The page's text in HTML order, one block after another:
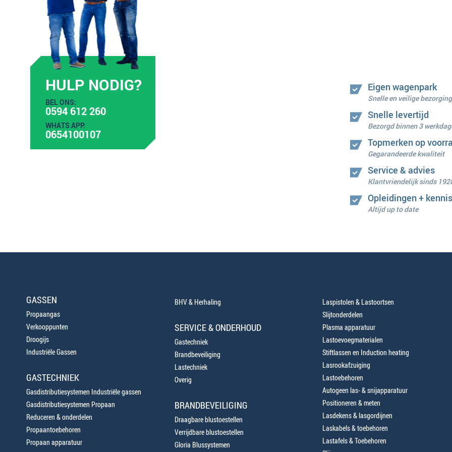
HULP NODIG?
BEL ONS:
0594 612 260
WHATS APP:
0654100107
Eigen wagenpark
Snelle en veilige bezorging
Snelle levertijd
Bezorgd binnen 3
Topmerken op
Gegarandeerde kwaliteit
Service & advies
Klantvriendelijk sinds
Opleidingen + kennis
Altijd up to date
GASSEN
Propaangas
Verkooppunten
Droogijs
Industriële Gassen
GASTECHNIEK
Gasdistributiesystemen Industriële gassen
Gasdistributiesystemen Propaan
Reduceren & onderdelen
Propaantoebehoren
Propaan apparatuur
BHV & Herhaling
SERVICE & ONDERHOUD
Gastechniek
Brandbeveiliging
Lastechniek
Overig
BRANDBEVEILIGING
Draagbare blustoestellen
Verrijdbare blustoestellen
Gloria Blussystemen
Laspistolen & Lastoortsen
Slijtonderdelen
Plasma apparatuur
Lastoevoegmaterialen
Stiftlassen en Induction heating
Lasrookafzuiging
Lastoebehoren
Autogeen las- & snijapparatuur
Positioneren & meten
Lasdekens & lasgordijnen
Laskabels & toebehoren
Lastafels & Toebehoren